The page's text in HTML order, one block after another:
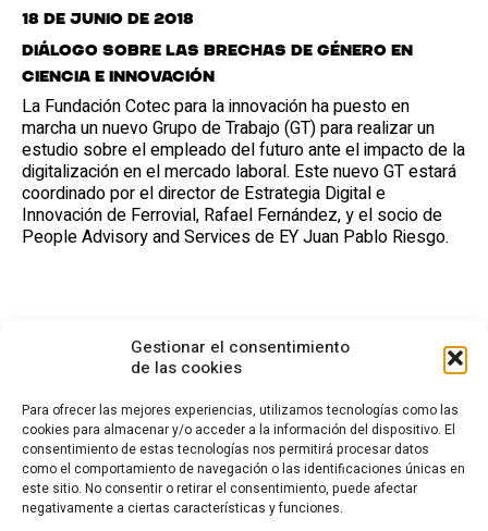
Gestionar el consentimiento
de las cookies
Para ofrecer las mejores experiencias, utilizamos tecnologías como las
cookies para almacenar y/o acceder a la información del dispositivo. El
consentimiento de estas tecnologías nos permitirá procesar datos
como el comportamiento de navegación o las identificaciones únicas en
este sitio. No consentir o retirar el consentimiento, puede afectar
negativamente a ciertas características y funciones.
18 de junio de 2018
Diálogo sobre las brechas de género en
Ciencia e Innovación
La Fundación Cotec para la innovación ha puesto en
marcha un nuevo Grupo de Trabajo (GT) para realizar un
estudio sobre el empleado del futuro ante el impacto de la
digitalización en el mercado laboral. Este nuevo GT estará
coordinado por el director de Estrategia Digital e
Innovación de Ferrovial, Rafael Fernández, y el socio de
People Advisory and Services de EY Juan Pablo Riesgo.
CONTACTO
Calle Cea Bermúdez, 3
28003 - Madrid. España